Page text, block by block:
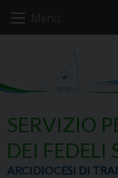
Menu
SERVIZIO
DEI FEDELI
ARCIDIOCESI DI